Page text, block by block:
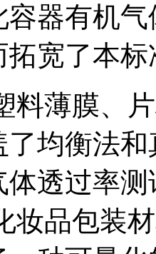
容器有机
宽了本
料薄膜、
均衡法
体透过率
妆品包装